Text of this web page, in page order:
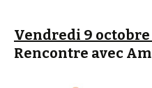
Vendredi 9 octobre
Rencontre avec